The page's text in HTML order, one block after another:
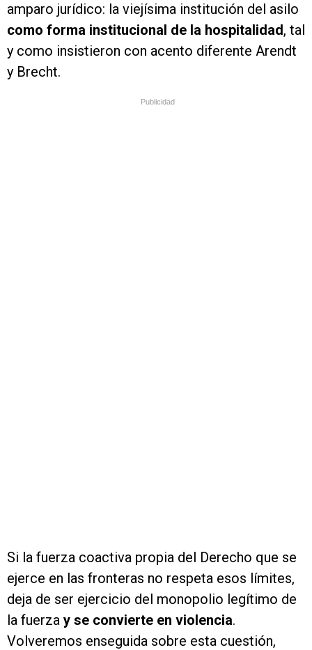
amparo jurídico: la viejísima institución del asilo
como forma institucional de la hospitalidad, tal
y como insistieron con acento diferente Arendt
y Brecht.
Publicidad
Si la fuerza coactiva propia del Derecho que se
ejerce en las fronteras no respeta esos límites,
deja de ser ejercicio del monopolio legítimo de
la fuerza y se convierte en violencia.
Volveremos enseguida sobre esta cuestión,